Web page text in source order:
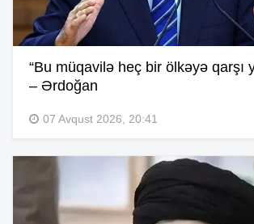
“Bu müqavilə heç bir ölkəyə qarşı
– Ərdoğan
07 Avqust 2026, 20:41